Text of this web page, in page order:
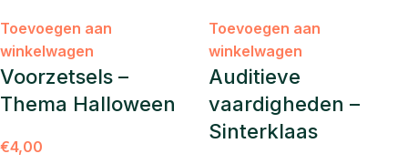
Toevoegen aan
winkelwagen
Voorzetsels –
Thema Halloween
€4,00
Toevoegen aan
winkelwagen
Auditieve
vaardigheden –
Sinterklaas